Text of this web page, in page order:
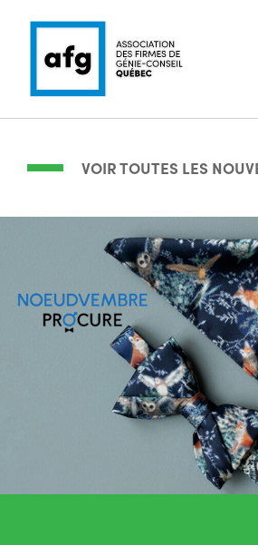
VOIR TOUTES LES